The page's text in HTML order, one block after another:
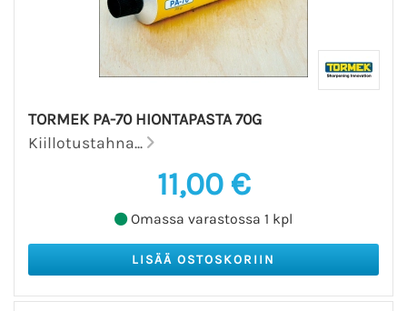
TORMEK PA-70 HIONTAPASTA 70G
Kiillotustahna...
11,00 €
Omassa varastossa 1 kpl